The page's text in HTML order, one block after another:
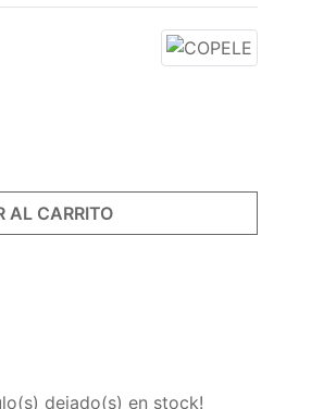
AL CARRITO
dejado(s) en stock!